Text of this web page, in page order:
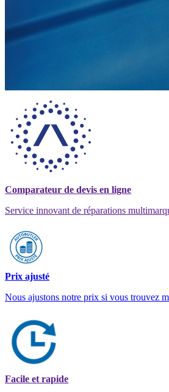
Comparateur de devis en ligne
Service innovant de réparations
Prix ajusté
Nous ajustons notre prix si vous trouvez
Facile et rapide